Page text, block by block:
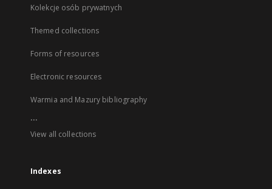
Kolekcje osób prywatnych
Themed collections
Forms of resources
Electronic resources
Warmia and Mazury bibliography
...
View all collections
Indexes